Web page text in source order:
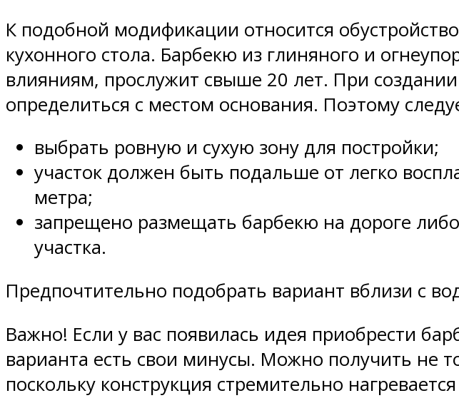
К подобной модификации относится
кухонного стола. Барбекю из глиняного и
влияниям, прослужит свыше 20 лет. При
определиться с местом основания. Поэтому
выбрать ровную и сухую зону для постройки;
участок должен быть подальше от легко
метра;
запрещено размещать барбекю на дороге
участка.
Предпочтительно подобрать вариант вблизи с
Важно! Если у вас появилась идея приобрести
варианта есть свои минусы. Можно получить не
поскольку конструкция стремительно нагревается